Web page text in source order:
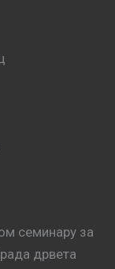
семинару за
дрвета